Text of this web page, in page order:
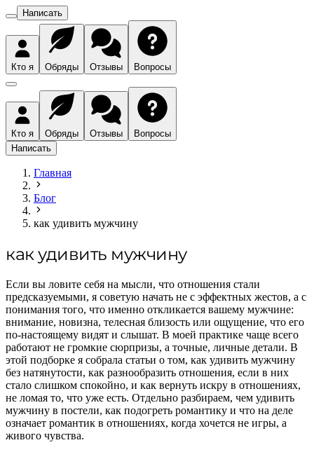
Написать
Кто я Обряды Отзывы Вопросы
Кто я Обряды Отзывы
Вопросы
Написать
Главная
Блог
как удивить мужчину
как удивить мужчину
Если вы ловите себя на мысли, что отношения стали
предсказуемыми, я советую начать не с эффектных жестов, а с
понимания того, что именно откликается вашему мужчине:
внимание, новизна, телесная близость или ощущение, что его
по-настоящему видят и слышат. В моей практике чаще всего
работают не громкие сюрпризы, а точные, личные детали. В
этой подборке я собрала статьи о том, как удивить мужчину
без натянутости, как разнообразить отношения, если в них
стало слишком спокойно, и как вернуть искру в отношениях,
не ломая то, что уже есть. Отдельно разбираем, чем удивить
мужчину в постели, как подогреть романтику и что на деле
означает романтик в отношениях, когда хочется не игры, а
живого чувства.